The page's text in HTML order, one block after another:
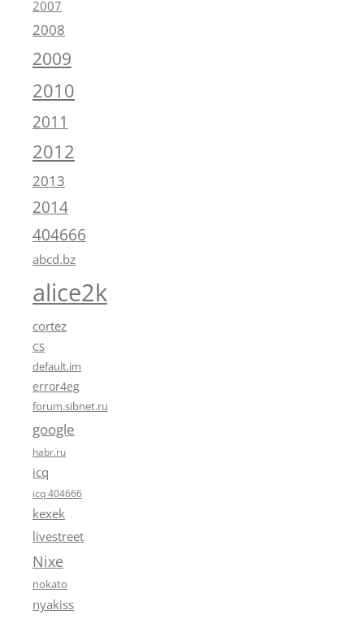
2007
2008
2009
2010
2011
2012
2013
2014
404666
abcd.bz
alice2k
cortez
CS
default.im
error4eg
forum.sibnet.ru
google
habr.ru
icq
icq 404666
kexek
livestreet
Nixe
nokato
nyakiss